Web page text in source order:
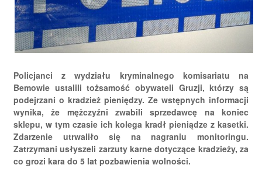
Policjanci z wydziału kryminalnego komisariatu na
Bemowie ustalili tożsamość obywateli Gruzji, którzy są
podejrzani o kradzież pieniędzy. Ze wstępnych informacji
wynika, że mężczyźni zwabili sprzedawcę na koniec
sklepu, w tym czasie ich kolega kradł pieniądze z kasetki.
Zdarzenie utrwaliło się na nagraniu monitoringu.
Zatrzymani usłyszeli zarzuty karne dotyczące kradzieży, za
co grozi kara do 5 lat pozbawienia wolności.